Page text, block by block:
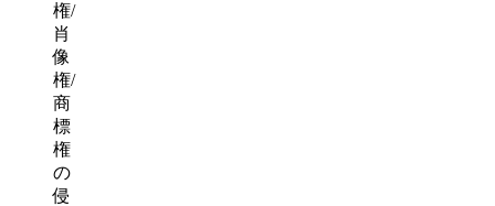
権/
肖
像
権/
商
標
権
の
侵